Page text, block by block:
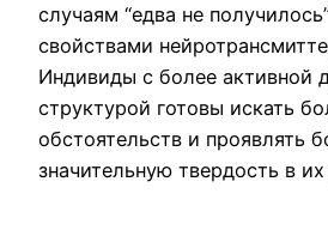
случаям “едва не
свойствами
Индивиды с более активной
структурой готовы искать
обстоятельств и проявлять
значительную твердость в